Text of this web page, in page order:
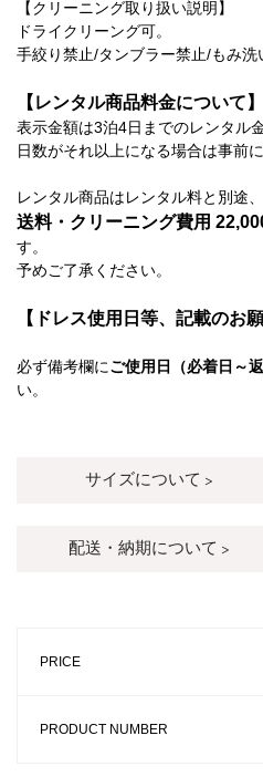
【クリーニング取り扱い説明】
ドライクリーング可。
手絞り禁止/タンブラー禁止/もみ洗
【レンタル商品料金について】
表示金額は3泊4日までのレンタル
日数がそれ以上になる場合は事前
レンタル商品はレンタル料と別途、
送料・クリーニング費用
す。
予めご了承ください。
【ドレス使用日等、記載のお願
必ず備考欄にご使用日（必着日～返
い。
サイズについて >
配送・納期について >
PRICE
PRODUCT NUMBER